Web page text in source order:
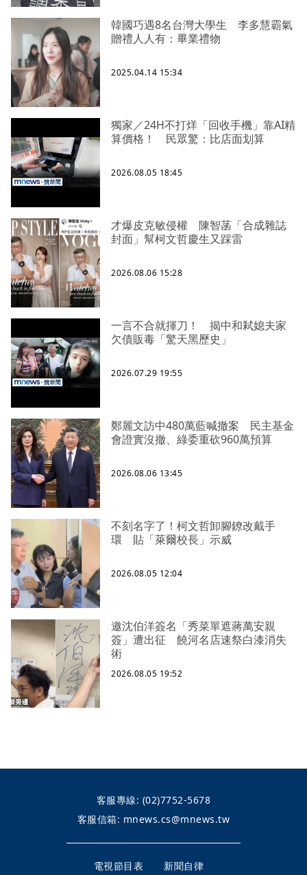
韓國巧遇8名台灣大學生 李多慧霸氣
贈禮人人有：畢業禮物
2025.04.14 15:34
獨家／24H不打烊「回收手機」靠AI精
算價格！ 民眾驚：比店面划算
2026.08.05 18:45
才爆皮克敏侵權 陳智菡「合成雜誌
封面」幫柯文哲慶生又踩雷
2026.08.06 15:28
一言不合就揮刀！ 揭中和弒媳夫家
欠債販毒「驚天黑歷史」
2026.07.29 19:55
鄭麗文訪中480萬藍喊撤案 民主基金
會證實沒撤、綠委重砍960萬預算
2026.08.06 13:45
不刻名字了！柯文哲卸腳鐐改戴手
環 貼「萊爾校長」示威
2026.08.05 12:04
邀沈伯洋簽名「秀菜單遮蔣萬安親
簽」遭出征 饒河名店速祭白漆消失
術
2026.08.05 19:52
客服專線: (02)7752-5678
客服信箱: mnews.cs@mnews.tw
電視節目表 新聞自律